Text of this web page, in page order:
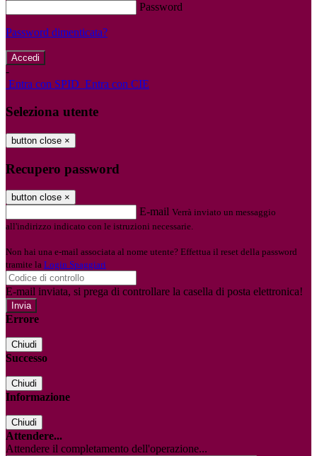
Password
Password dimenticata?
-
Entra con SPID Entra con CIE
Seleziona utente
button close ×
Recupero password
button close ×
E-mail Verrà inviato un messaggio
all'indirizzo indicato con le istruzioni necessarie.
Non hai una e-mail associata al nome utente? Effettua il reset della password
tramite la Login Spaggiari
E-mail inviata, si prega di controllare la casella di posta elettronica!
Errore
Chiudi
Successo
Chiudi
Informazione
Chiudi
Attendere...
Attendere il completamento dell'operazione...